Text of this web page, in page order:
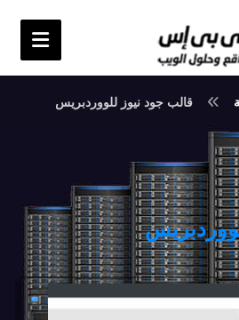
قالب جود نيوز للووردبريس